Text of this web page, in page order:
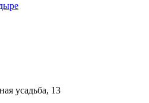
усадьба, 13